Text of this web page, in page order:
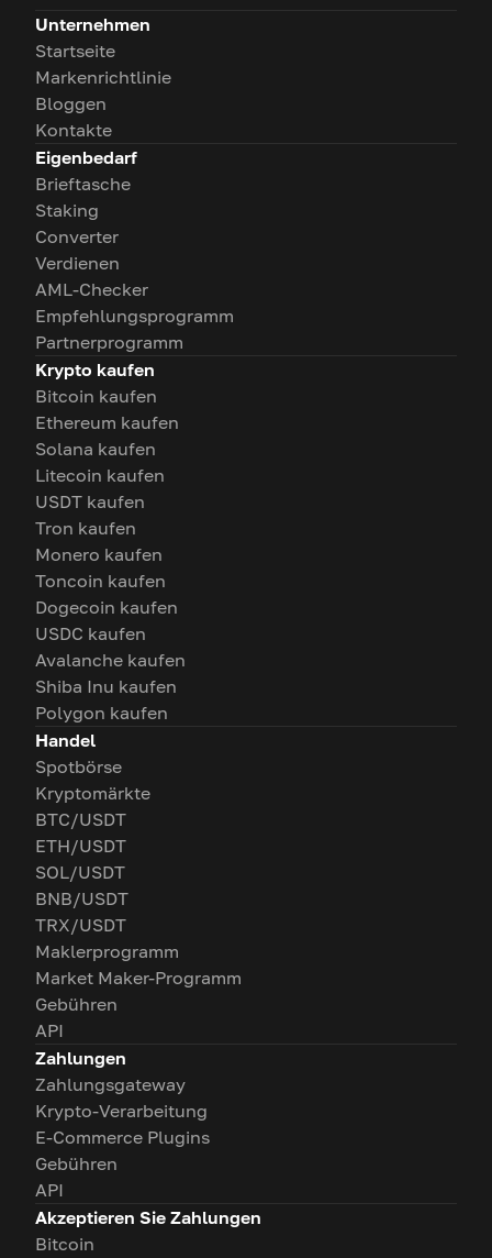
Unternehmen
Startseite
Markenrichtlinie
Bloggen
Kontakte
Eigenbedarf
Brieftasche
Staking
Converter
Verdienen
AML-Checker
Empfehlungsprogramm
Partnerprogramm
Krypto kaufen
Bitcoin kaufen
Ethereum kaufen
Solana kaufen
Litecoin kaufen
USDT kaufen
Tron kaufen
Monero kaufen
Toncoin kaufen
Dogecoin kaufen
USDC kaufen
Avalanche kaufen
Shiba Inu kaufen
Polygon kaufen
Handel
Spotbörse
Kryptomärkte
BTC/USDT
ETH/USDT
SOL/USDT
BNB/USDT
TRX/USDT
Maklerprogramm
Market Maker-Programm
Gebühren
API
Zahlungen
Zahlungsgateway
Krypto-Verarbeitung
E-Commerce Plugins
Gebühren
API
Akzeptieren Sie Zahlungen
Bitcoin